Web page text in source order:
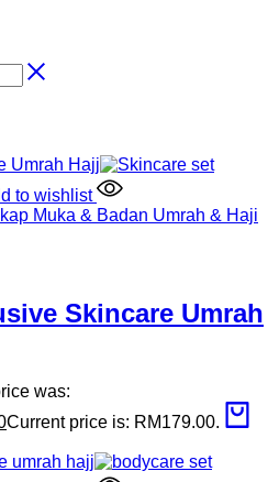
to wishlist
Muka & Badan Umrah & Haji
Skincare Umrah
was:
Current price is: RM179.00.